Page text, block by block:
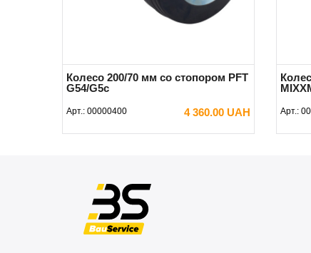
Колесо 200/70 мм со стопором PFT
G54/G5c
Арт.: 00000400 4 360.00 UAH
В КОРЗИНУ
Арт.: